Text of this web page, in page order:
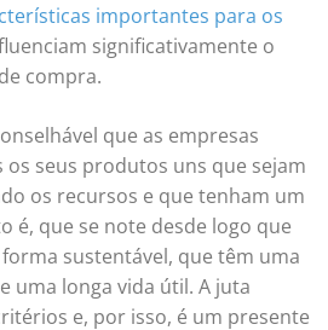
importantes para os
significativamente o
compra.
que as empresas
seus produtos uns que sejam
os recursos e que tenham um
é, que se note desde logo que
sustentável, que têm uma
uma longa vida útil. A juta
e, por isso, é um presente